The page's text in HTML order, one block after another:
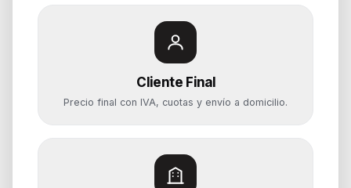
Cliente Final
Precio final con IVA, cuotas y envío a domicilio.
Categorías
Notebooks
Computadoras y PCs
Componentes
Almacenamiento
Monitores y Pantallas